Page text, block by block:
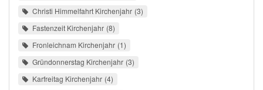
Christi Himmelfahrt Kirchenjahr 3
Fastenzeit Kirchenjahr 8
Fronleichnam Kirchenjahr 1
Gründonnerstag Kirchenjahr 3
Karfreitag Kirchenjahr 4